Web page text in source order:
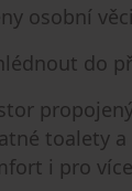
osobní
do
toalety
i pro